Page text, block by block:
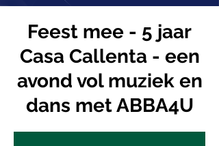
Feest mee - 5 jaar
Casa Callenta - een
avond vol muziek en
dans met ABBA4U